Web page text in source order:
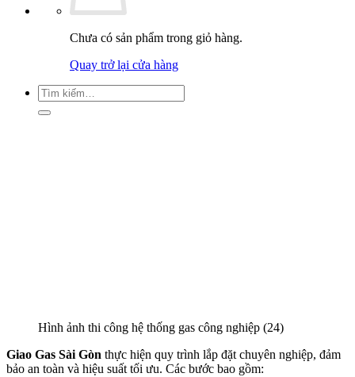
Chưa có sản phẩm trong giỏ hàng.
Quay trở lại cửa hàng
Tìm
kiếm:
Hình ảnh thi công hệ thống gas công nghiệp (24)
Giao Gas Sài Gòn thực hiện quy trình lắp đặt chuyên nghiệp, đảm
bảo an toàn và hiệu suất tối ưu. Các bước bao gồm: